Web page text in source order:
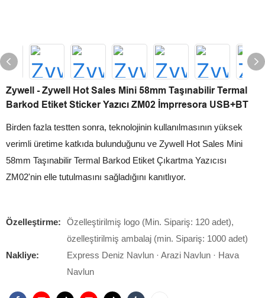
Zywell - Zywell Hot Sales Mini 58mm Taşınabilir Termal
Barkod Etiket Sticker Yazıcı ZM02 İmprresora USB+BT
Birden fazla testten sonra, teknolojinin kullanılmasının yüksek
verimli üretime katkıda bulunduğunu ve Zywell Hot Sales Mini
58mm Taşınabilir Termal Barkod Etiket Çıkartma Yazıcısı
ZM02'nin elle tutulmasını sağladığını kanıtlıyor.
Özelleştirme:
Özelleştirilmiş logo (Min. Sipariş: 120 adet),
özelleştirilmiş ambalaj (min. Sipariş: 1000 adet)
Nakliye:
Express Deniz Navlun · Arazi Navlun · Hava
Navlun